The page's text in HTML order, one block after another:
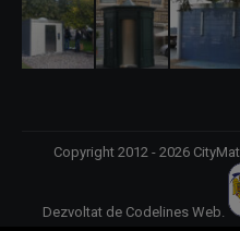
Copyright 2012 - 2026
Dezvoltat de Codelines Web.